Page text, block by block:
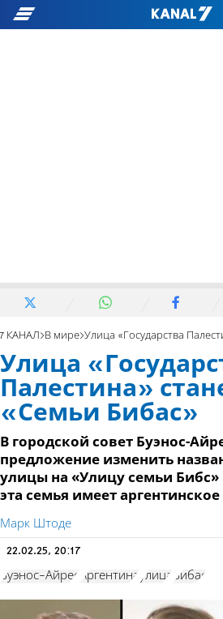
7 КАНАЛ В мире Улица «Государства Палестина»
Улица
Палестина»
«Семьи Бибас»
В городской совет Буэнос-
предложение изменить
улицы на «Улицу семьи Бибс»
эта семья имеет
Марк Штоде
22.02.25, 20:17
Буэнос-Айрес Аргентина улица Бибас